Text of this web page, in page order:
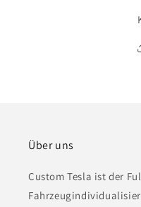
Über uns
Custom Tesla ist der